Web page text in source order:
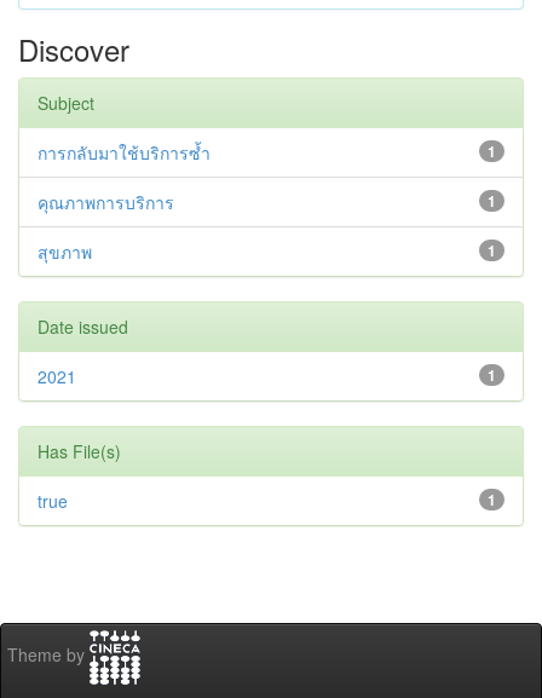
Discover
Subject
1
การกลับมาใช้บริการซ้ำ
1
คุณภาพการบริการ
1
สุขภาพ
Date issued
1
2021
Has File(s)
1
true
Theme by